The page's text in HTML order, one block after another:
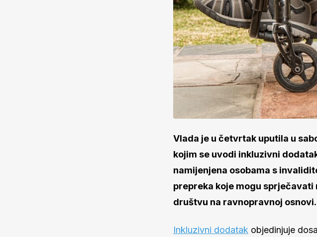
Vlada je u četvrtak uputila u
kojim se uvodi inkluzivni
namijenjena osobama s
prepreka koje mogu
društvu na ravnopravnoj osnovi.
Inkluzivni dodatak objedinjuje